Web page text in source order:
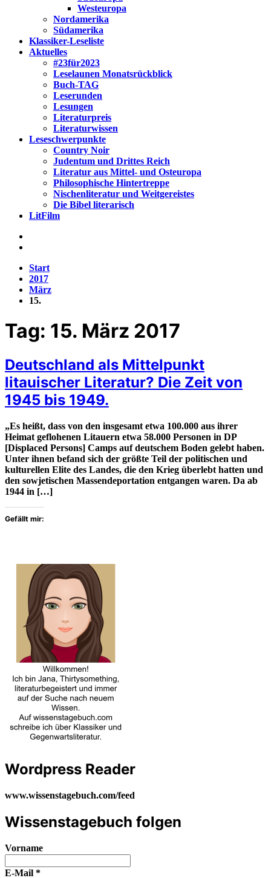
Westeuropa
Nordamerika
Südamerika
Klassiker-Leseliste
Aktuelles
#23für2023
Leselaunen Monatsrückblick
Buch-TAG
Leserunden
Lesungen
Literaturpreis
Literaturwissen
Leseschwerpunkte
Country Noir
Judentum und Drittes Reich
Literatur aus Mittel- und Osteuropa
Philosophische Hintertreppe
Nischenliteratur und Weitgereistes
Die Bibel literarisch
LitFilm
Start
2017
März
15.
Tag: 15. März 2017
Deutschland als Mittelpunkt
litauischer Literatur? Die Zeit von
1945 bis 1949.
„Es heißt, dass von den insgesamt etwa 100.000 aus ihrer
Heimat geflohenen Litauern etwa 58.000 Personen in DP
[Displaced Persons] Camps auf deutschem Boden gelebt haben.
Unter ihnen befand sich der größte Teil der politischen und
kulturellen Elite des Landes, die den Krieg überlebt hatten und
den sowjetischen Massendeportation entgangen waren. Da ab
1944 in […]
Gefällt mir:
Wordpress Reader
www.wissenstagebuch.com/feed
Wissenstagebuch folgen
Vorname
E-Mail *